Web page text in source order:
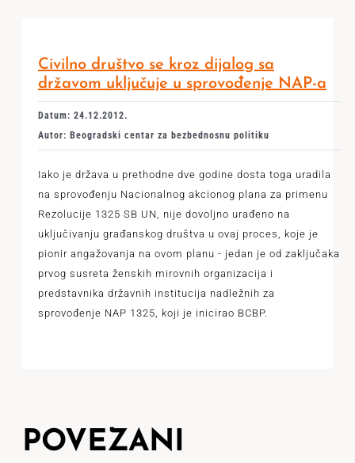
Civilno društvo se kroz dijalog sa
državom uključuje u sprovođenje NAP-a
Datum: 24.12.2012.
Autor: Beogradski centar za bezbednosnu politiku
Iako je država u prethodne dve godine dosta toga uradila
na sprovođenju Nacionalnog akcionog plana za primenu
Rezolucije 1325 SB UN, nije dovoljno urađeno na
uključivanju građanskog društva u ovaj proces, koje je
pionir angažovanja na ovom planu - jedan je od zaključaka
prvog susreta ženskih mirovnih organizacija i
predstavnika državnih institucija nadležnih za
sprovođenje NAP 1325, koji je inicirao BCBP.
POVEZANI